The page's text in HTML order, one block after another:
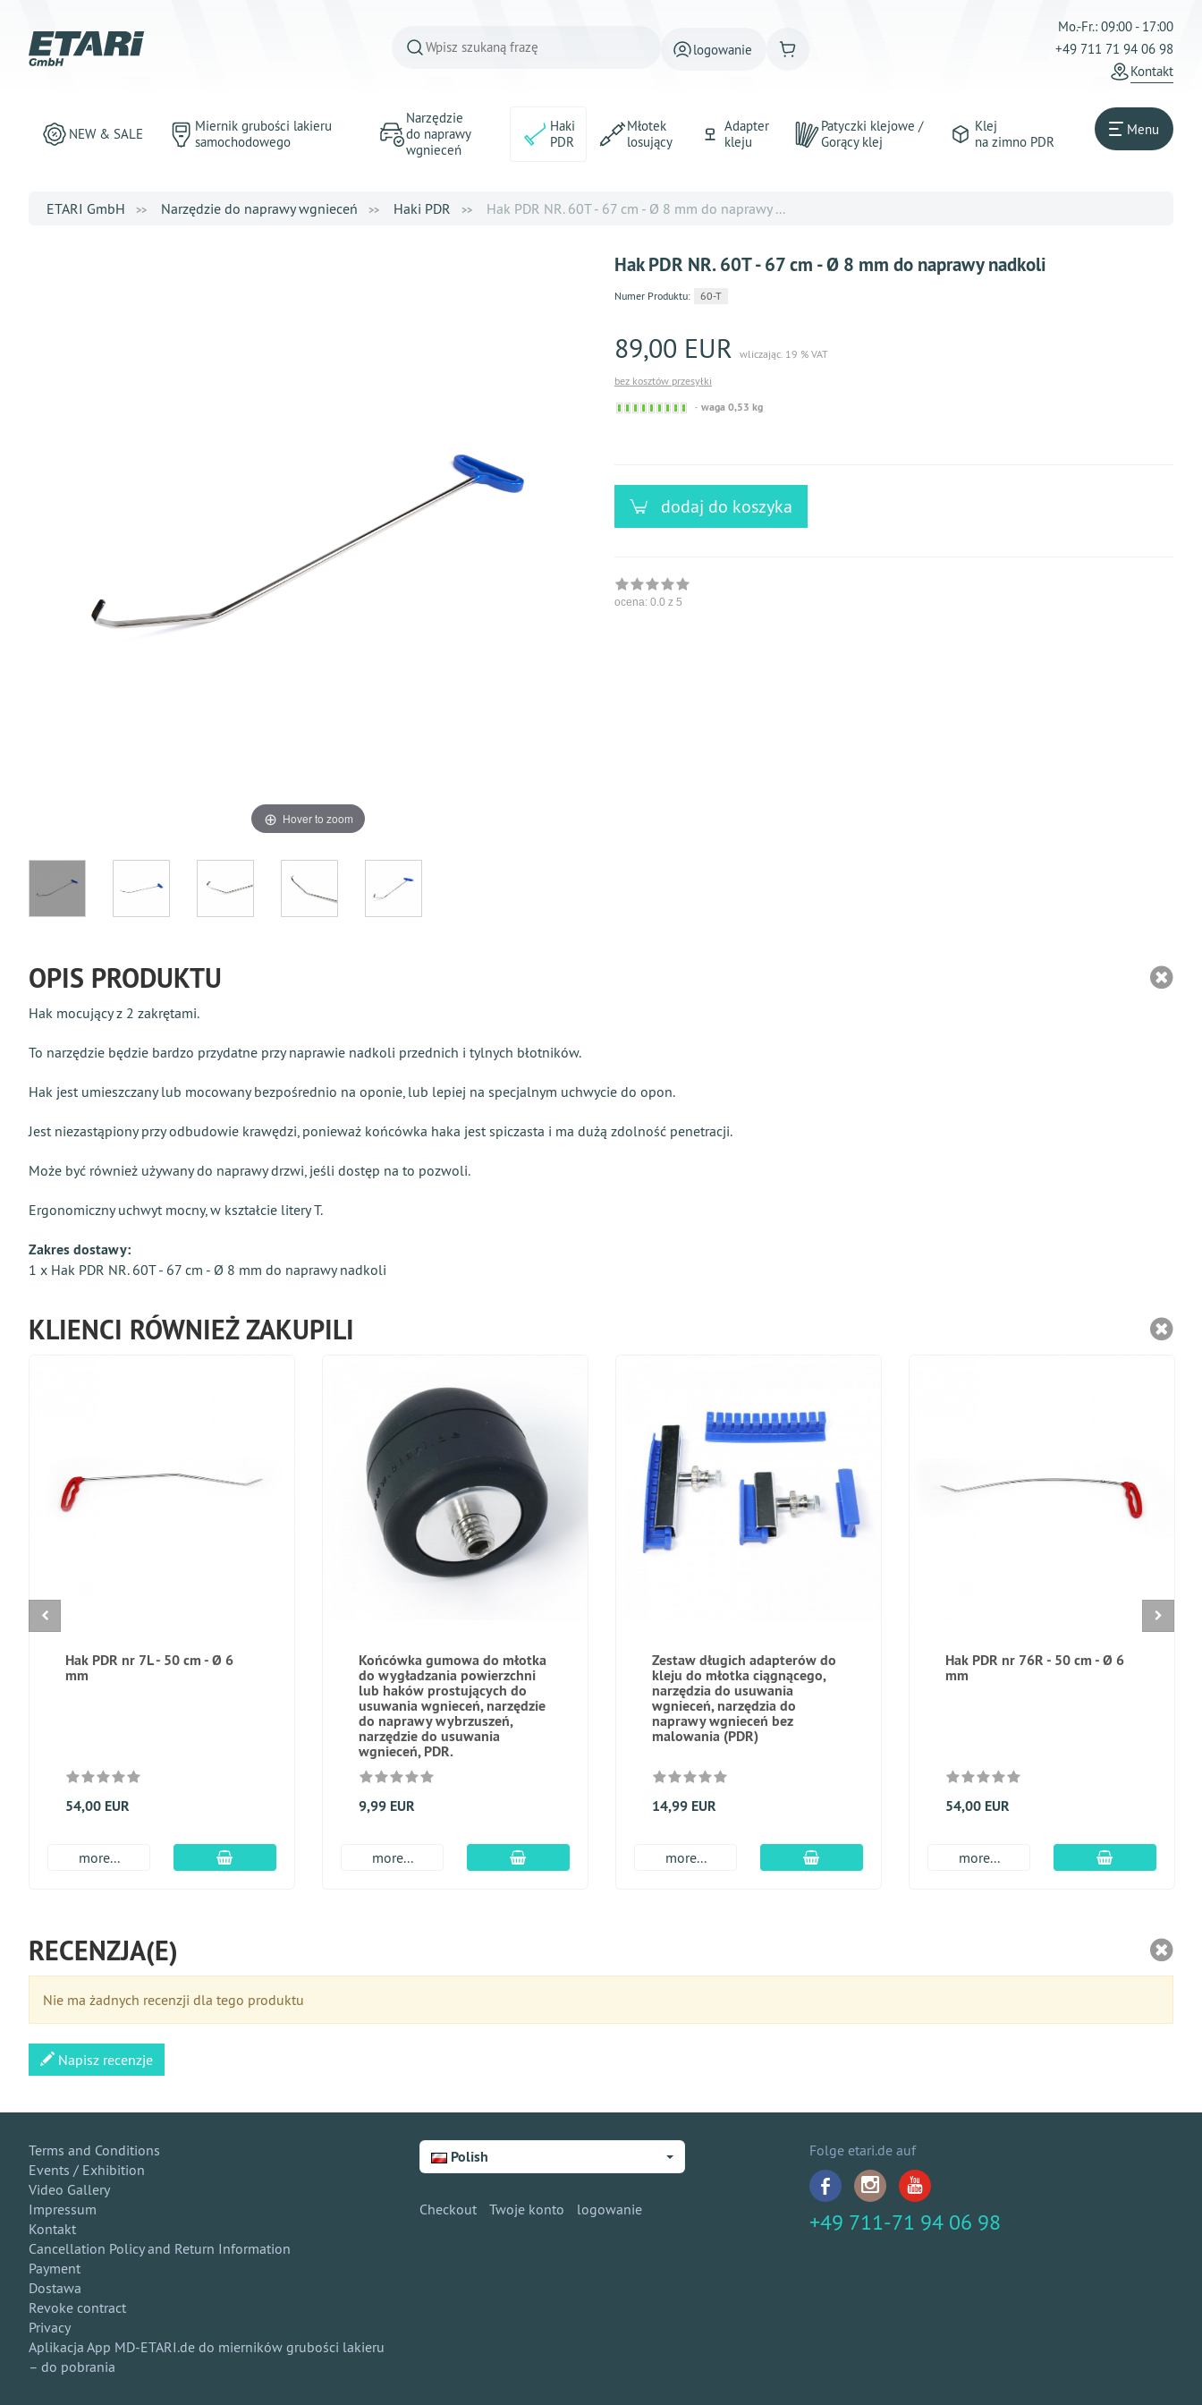
logowanie
Mo.-Fr.: 09:00 - 17:00
+49 711 71 94 06 98
Kontakt
NEW & SALE
Miernik grubości lakieru
samochodowego
Narzędzie
do naprawy
wgnieceń
Haki
PDR
Młotek
losujący
Adapter
kleju
Patyczki klejowe /
Gorący klej
Klej
na zimno PDR
Menu
ETARI GmbH Narzędzie do naprawy wgnieceń Haki PDR Hak PDR NR. 60T - 67 cm - Ø 8 mm do naprawy ...
Hover to zoom
Hak PDR NR. 60T - 67 cm - Ø 8 mm do naprawy nadkoli
Numer Produktu: 60-T
89,00 EUR wliczając. 19 % VAT
bez kosztów przesyłki
Sofort
waga 0,53 kg
dodaj do koszyka
ocena: 0.0 z 5
OPIS PRODUKTU
Hak mocujący z 2 zakrętami.
To narzędzie będzie bardzo przydatne przy naprawie nadkoli przednich i tylnych błotników.
Hak jest umieszczany lub mocowany bezpośrednio na oponie, lub lepiej na specjalnym uchwycie do opon.
Jest niezastąpiony przy odbudowie krawędzi, ponieważ końcówka haka jest spiczasta i ma dużą zdolność penetracji.
Może być również używany do naprawy drzwi, jeśli dostęp na to pozwoli.
Ergonomiczny uchwyt mocny, w kształcie litery T.
Zakres dostawy:
1 x Hak PDR NR. 60T - 67 cm - Ø 8 mm do naprawy nadkoli
KLIENCI RÓWNIEŻ ZAKUPILI
Hak PDR nr 7L - 50 cm - Ø 6
mm
54,00 EUR
more... dodaj do koszyka
Końcówka gumowa do młotka
do wygładzania powierzchni
lub haków prostujących do
usuwania wgnieceń, narzędzie
do naprawy wybrzuszeń,
narzędzie do usuwania
wgnieceń, PDR.
9,99 EUR
more... dodaj do koszyka
Zestaw długich adapterów do
kleju do młotka ciągnącego,
narzędzia do usuwania
wgnieceń, narzędzia do
naprawy wgnieceń bez
malowania (PDR)
14,99 EUR
more... dodaj do koszyka
Hak PDR nr 76R - 50 cm - Ø 6
mm
54,00 EUR
more... dodaj do
RECENZJA(E)
Nie ma żadnych recenzji dla tego produktu
Napisz recenzje
Terms and Conditions
Events / Exhibition
Video Gallery
Impressum
Kontakt
Cancellation Policy and Return Information
Payment
Dostawa
Revoke contract
Privacy
Aplikacja App MD-ETARI.de do mierników grubości lakieru
– do pobrania
Polish
Checkout Twoje konto logowanie
Folge etari.de auf
+49 711-71 94 06 98